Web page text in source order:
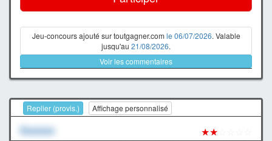
Jeu-concours ajouté sur toutgagner.com le 06/07/2026. Valable
jusqu'au 21/08/2026.
Voir les commentaires
Replier (provis.) Affichage personnalisé
Xxxxxxx ★★